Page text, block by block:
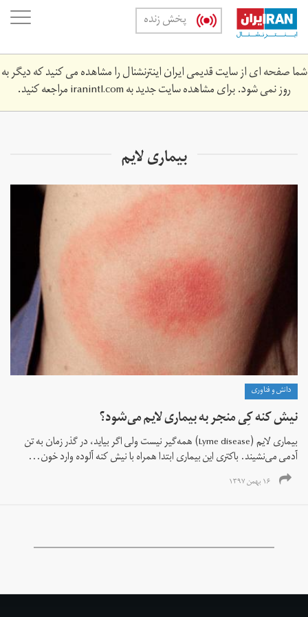
Skip
main
content
پخش زنده
شما صفحه ای از سایت قدیمی ایران اینترنشنال را مشاهده می کنید که دیگر به
روز نمی شود. برای مشاهده سایت جدید بهiranintl.comمراجعه کنید.
بیماری لایم
دانش و فناوری
نیش کنه کِی منجر به بیماری لایم می‌شود؟
بیماری لایم (Lyme disease) همه‌گیر نیست ولی اگر بیاید، در گذر زمان به تن
آدمی می‌نشیند. باکتری این بیماری ابتدا همراه با نیش کنه آلوده وارد خون...
۱۶ بهمن ۱۳۹۷